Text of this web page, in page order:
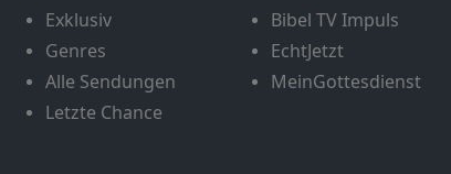
Exklusiv
Genres
Alle Sendungen
Letzte Chance
Bibel TV Impuls
EchtJetzt
MeinGottesdienst